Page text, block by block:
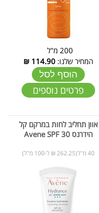
200 מ"ל
המחיר שלנו:114.90
₪
הוסף לסל
פרטים נוספים
אוון תחליב לחות במרקם קל
הידרנס 30 Avene SPF
40 מ"ל(262.25 ₪ ל-100 מ"ל)